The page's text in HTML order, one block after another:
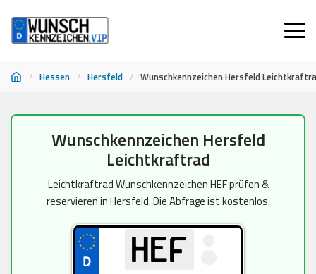
/ Hessen / Hersfeld / Wunschkennzeichen Hersfeld
Wunschkennzeichen Hersfeld
Leichtkraftrad
Leichtkraftrad Wunschkennzeichen HEF prüfen &
reservieren in Hersfeld. Die Abfrage ist kostenlos.